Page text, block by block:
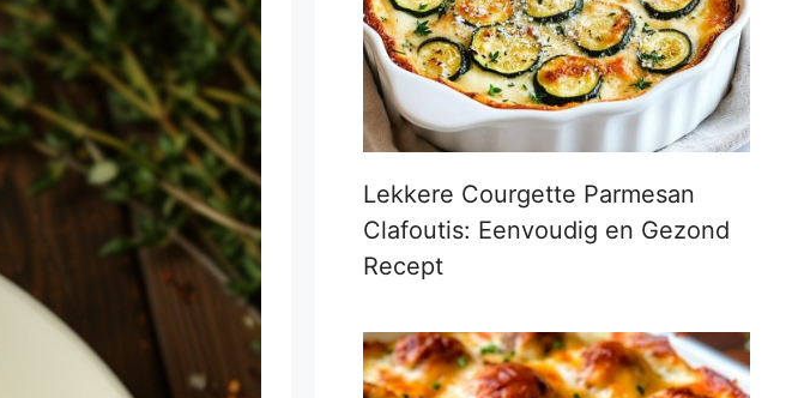
Lekkere Courgette Parmesan
Clafoutis: Eenvoudig en Gezond
Recept